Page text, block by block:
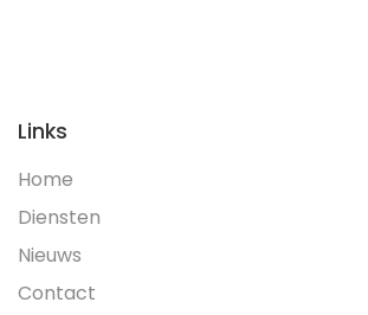
Links
Home
Diensten
Nieuws
Contact